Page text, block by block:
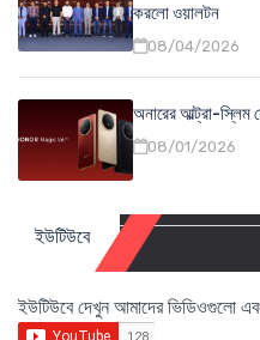
করলো ওয়ালটন
08/04/2026
অনারের আল্ট্রা-স্লিম
08/01/2026
ইউটিউবে
ইউটিউবে দেখুন আমাদের ভিডিওগুলো